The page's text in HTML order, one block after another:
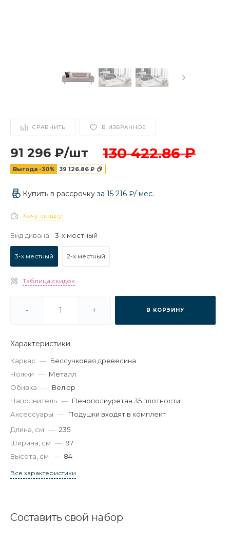
СРАВНИТЬ В ИЗБРАННОЕ
91 296 ₽/шт 130 422.86 ₽
Выгода -30% 39 126.86 ₽
Купить в рассрочку за 15 216 ₽/ мес.
Хочу скидку!
Вид дивана 3-х местный
3-х местный 2-х местный
Таблица скидок
- + В КОРЗИНУ
Характеристики
Каркас — Бессучковая древесина
Ножки — Металл
Обивка — Велюр
Наполнитель — Пенополиуретан 35 плотности
Аксессуары — Подушки входят в комплект
Длина, см — 235
Ширина, см — 97
Высота, см — 84
Все характеристики
Составить свой набор